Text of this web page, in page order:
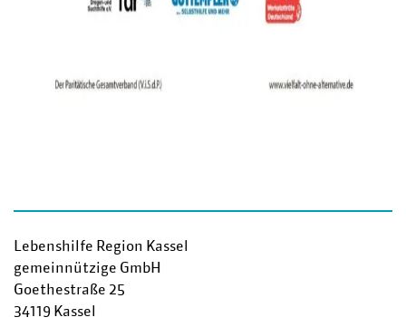
Lebenshilfe Region Kassel
gemeinnützige GmbH
Goethestraße 25
34119 Kassel